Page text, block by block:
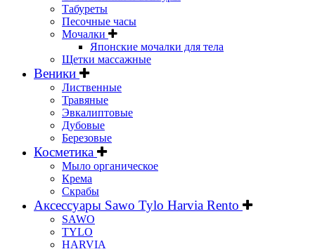
Табуреты
Песочные часы
Мочалки
Японские мочалки для тела
Щетки массажные
Веники
Лиственные
Травяные
Эвкалиптовые
Дубовые
Березовые
Косметика
Мыло органическое
Крема
Скрабы
Аксессуары Sawo Tylo Harvia Rento
SAWO
TYLO
HARVIA